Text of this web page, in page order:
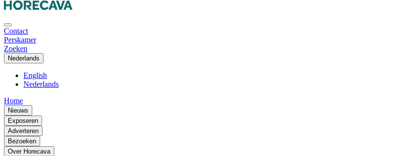
Contact
Perskamer
Zoeken
Nederlands
English
Nederlands
Home
Nieuws
Exposeren
Adverteren
Bezoeken
Over Horecava